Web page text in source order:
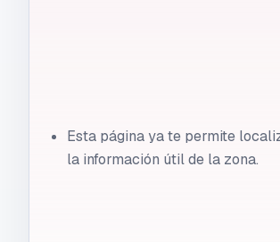
Esta página ya te permite
la información útil de la zona.